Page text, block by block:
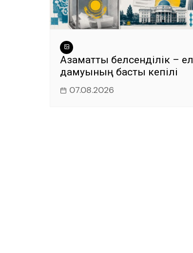
Азаматтық белсенділік – ел
дамуының басты кепілі
07.08.2026